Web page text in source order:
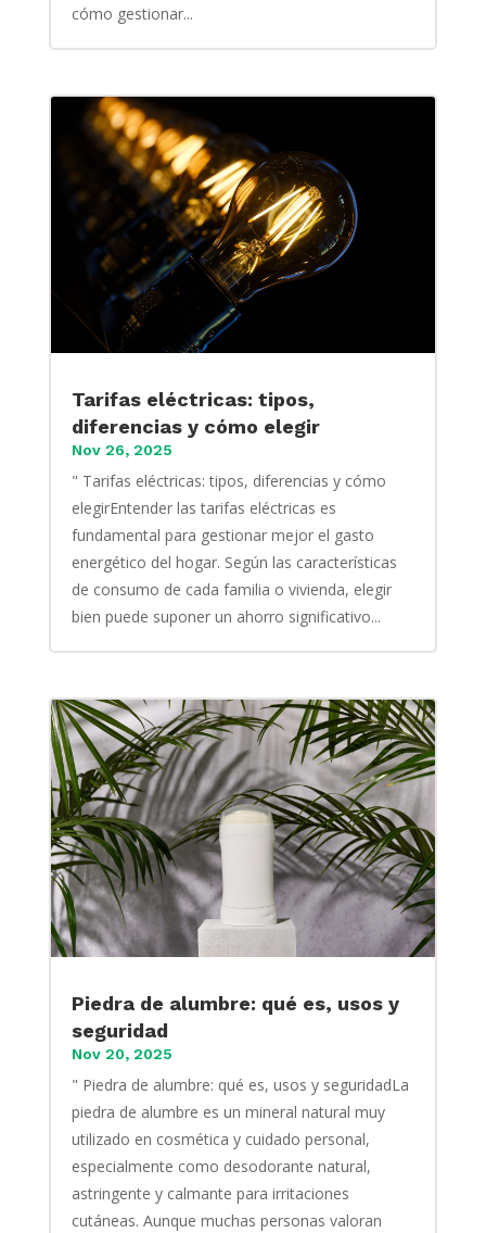
cómo gestionar...
Tarifas eléctricas: tipos,
diferencias y cómo elegir
Nov 26, 2025
" Tarifas eléctricas: tipos, diferencias y cómo
elegirEntender las tarifas eléctricas es
fundamental para gestionar mejor el gasto
energético del hogar. Según las características
de consumo de cada familia o vivienda, elegir
bien puede suponer un ahorro significativo...
Piedra de alumbre: qué es, usos y
seguridad
Nov 20, 2025
" Piedra de alumbre: qué es, usos y seguridadLa
piedra de alumbre es un mineral natural muy
utilizado en cosmética y cuidado personal,
especialmente como desodorante natural,
astringente y calmante para irritaciones
cutáneas. Aunque muchas personas valoran